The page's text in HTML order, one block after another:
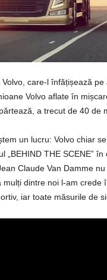
care-l înfățișează
Volvo aflate în
a trecut de 40 de
un lucru: Volvo chiar
„BEHIND THE SCENE”
Claude Van Damme
mulți dintre noi l-am crede
iar toate măsurile de